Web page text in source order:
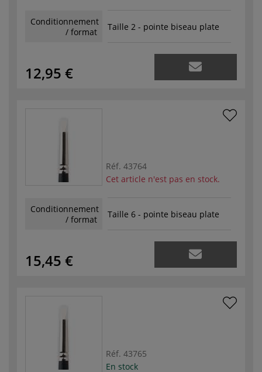
Conditionnement
/ format
Taille 2 - pointe biseau plate
12,95 €
Réf. 43764
Cet article n'est pas en stock.
Conditionnement
/ format
Taille 6 - pointe biseau plate
15,45 €
Réf. 43765
En stock